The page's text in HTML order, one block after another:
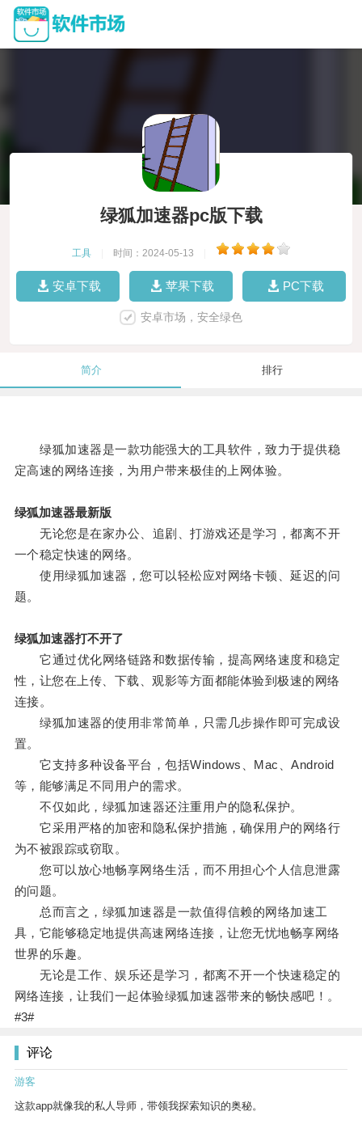
绿狐加速器pc版下载
工具 时间：2024-05-13
安卓下载 苹果下载 PC下载
安卓市场，安全绿色
简介 排行
绿狐加速器是一款功能强大的工具软件，致力于提供稳
定高速的网络连接，为用户带来极佳的上网体验。
绿狐加速器最新版
无论您是在家办公、追剧、打游戏还是学习，都离不开
一个稳定快速的网络。
使用绿狐加速器，您可以轻松应对网络卡顿、延迟的问
题。
绿狐加速器打不开了
它通过优化网络链路和数据传输，提高网络速度和稳定
性，让您在上传、下载、观影等方面都能体验到极速的网络
连接。
绿狐加速器的使用非常简单，只需几步操作即可完成设
置。
它支持多种设备平台，包括Windows、Mac、Android
等，能够满足不同用户的需求。
不仅如此，绿狐加速器还注重用户的隐私保护。
它采用严格的加密和隐私保护措施，确保用户的网络行
为不被跟踪或窃取。
您可以放心地畅享网络生活，而不用担心个人信息泄露
的问题。
总而言之，绿狐加速器是一款值得信赖的网络加速工
具，它能够稳定地提供高速网络连接，让您无忧地畅享网络
世界的乐趣。
无论是工作、娱乐还是学习，都离不开一个快速稳定的
网络连接，让我们一起体验绿狐加速器带来的畅快感吧！。
#3#
评论
游客
这款app就像我的私人导师，带领我探索知识的奥秘。